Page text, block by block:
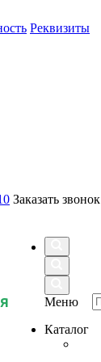
Реквизиты
Заказать звонок
Меню
Каталог